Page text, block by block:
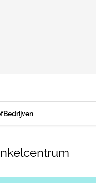
Bedrijven